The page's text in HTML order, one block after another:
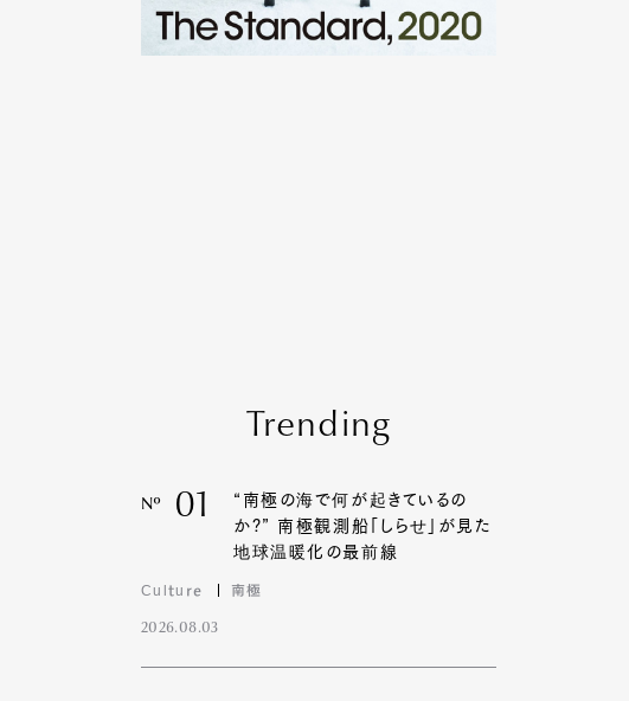
Trending
Nº 01
“南極の海で何が起きているの
か?” 南極観測船「しらせ」が見た
地球温暖化の最前線
Culture 南極
2026.08.03